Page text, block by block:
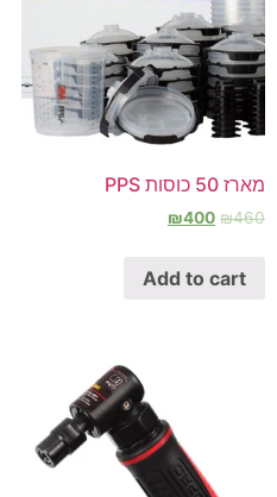
מארז 50 כוסות PPS
₪460
₪400
Add to cart